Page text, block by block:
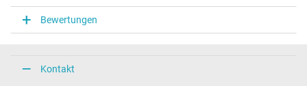
Bewertungen
Kontakt